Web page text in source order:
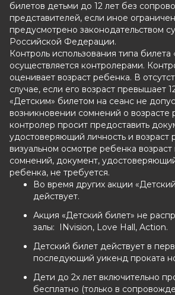
билетов детьми до 12 лет без
представителей, если иное
предусмотрено законодательством
Российской Федерации.
Контроль использования типа билета
осуществляется контролерами.
оценивает возраст ребенка. В
случае, если его возраст превышает
«Детским» билетом на сеанс не
возникновении сомнений о возрасте
контролер просит предоставить
удостоверяющий личность и возраст
визуальном осмотре ребенка
сомнений, документ,
ребенка, не требуется.
Во время других акции
действует.
Акция «Детский билет» не
залы:
INvision, Love Hall, Action.
Детский билет действует в
последующий уикенд проката
Дети до 2х лет включительно
бесплатно (только в